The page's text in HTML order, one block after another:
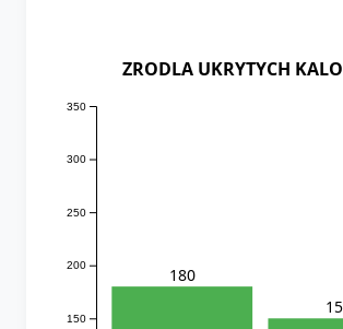
ZRODLA UKRYTYCH
150
200
250
300
350
180